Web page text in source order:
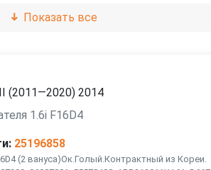
Показать все
(2011—2020) 2014
1.6i F16D4
25196858
(2 вануса)Ок.Голый.Контрактный из Кореи.